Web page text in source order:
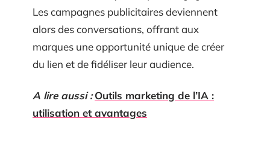
Les campagnes publicitaires deviennent
alors des conversations, offrant aux
marques une opportunité unique de créer
du lien et de fidéliser leur audience.
A lire aussi : Outils marketing de l’IA :
utilisation et avantages